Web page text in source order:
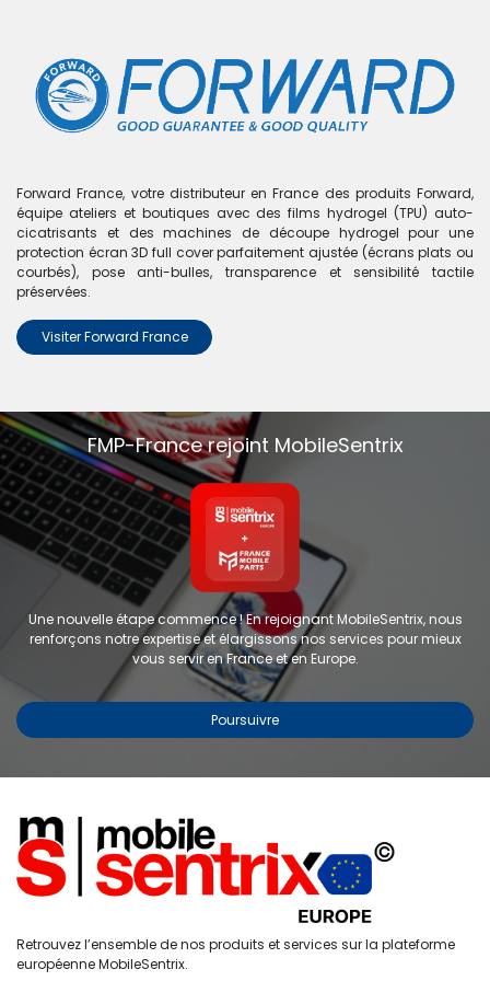
Étiquettes
Accueil Recherche
0
Compte
Boutique 0 articles trouvés.
Nous n'avons trouvé aucun
produit !
Aucun produit défini dans la catégorieMacBook Pro
A1707
Forward France, votre distributeur en France des produits Forward,
équipe ateliers et boutiques avec des films hydrogel (TPU) auto-
cicatrisants et des machines de découpe hydrogel pour une
protection écran 3D full cover parfaitement ajustée (écrans plats ou
courbés), pose anti-bulles, transparence et sensibilité tactile
préservées.
Visiter Forward France
FMP-France rejoint MobileSentrix
Une nouvelle étape commence ! En rejoignant MobileSentrix, nous
renforçons notre expertise et élargissons nos services pour mieux
vous servir en France et en Europe.
Poursuivre
Retrouvez l’ensemble de nos produits et services sur la plateforme
européenne MobileSentrix.
Copyright © 2024 FMP-France. Tous droits réservés